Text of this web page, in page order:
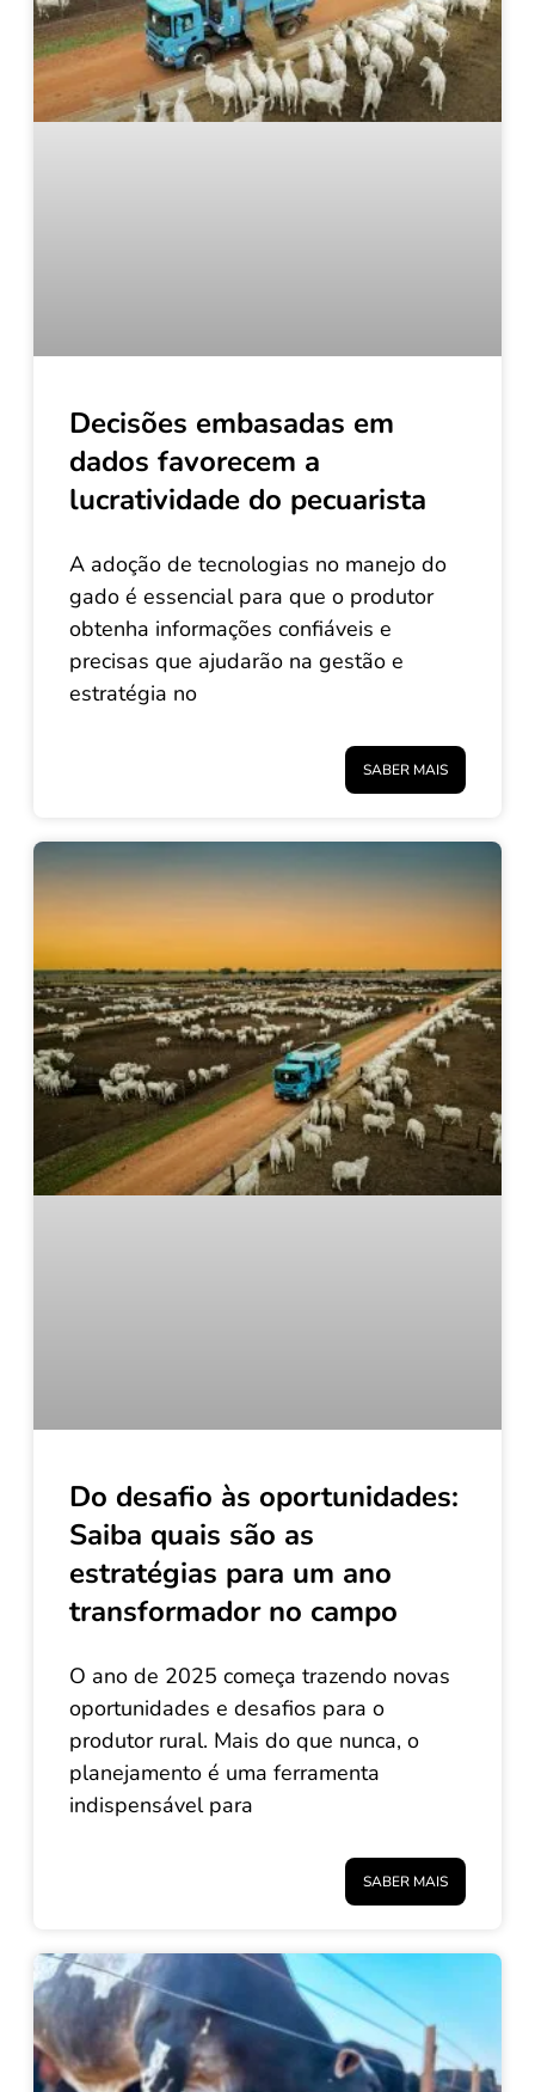
Decisões embasadas em
dados favorecem a
lucratividade do pecuarista
A adoção de tecnologias no manejo do
gado é essencial para que o produtor
obtenha informações confiáveis e
precisas que ajudarão na gestão e
estratégia no
SABER MAIS
Do desafio às oportunidades:
Saiba quais são as
estratégias para um ano
transformador no campo
O ano de 2025 começa trazendo novas
oportunidades e desafios para o
produtor rural. Mais do que nunca, o
planejamento é uma ferramenta
indispensável para
SABER MAIS